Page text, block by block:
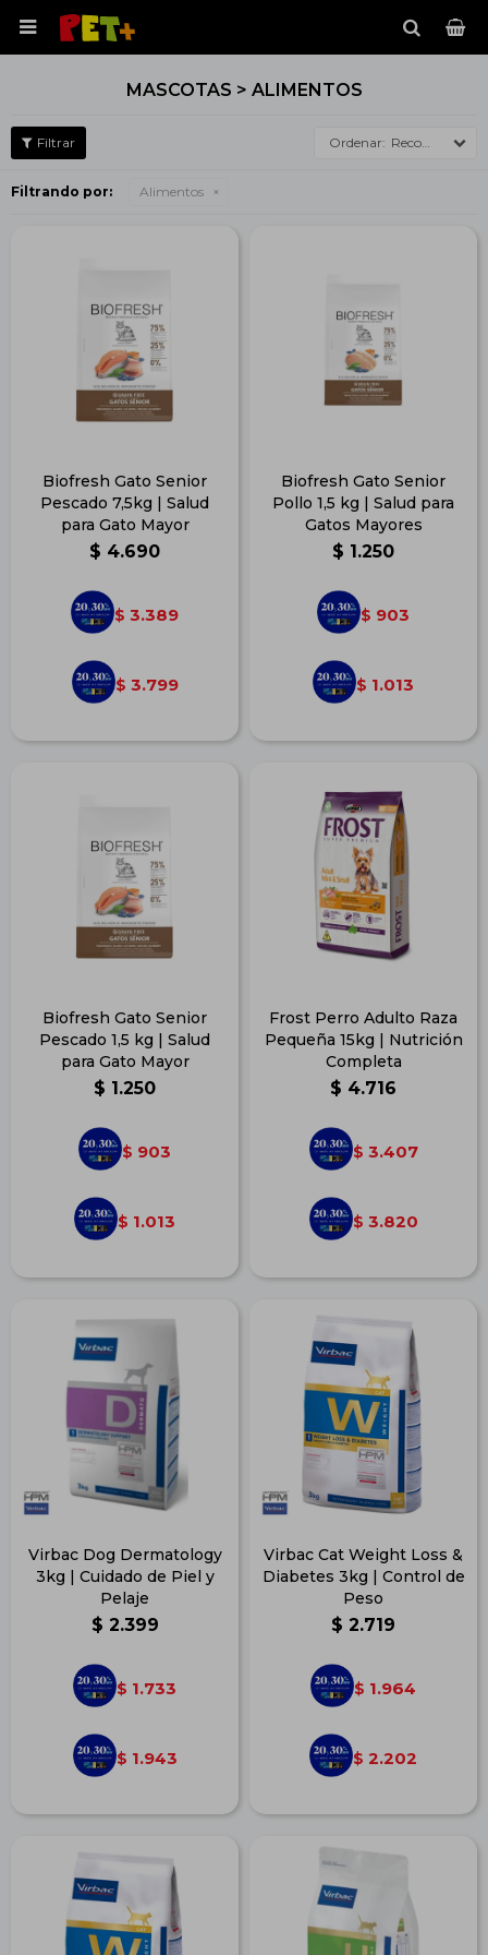

MASCOTAS > ALIMENTOS
Recomendados
Filtrando por: Alimentos
Biofresh Gato Senior
Pescado 7,5kg | Salud
para Gato Mayor
$ 4.690
$ 3.389
$ 3.799
Biofresh Gato Senior
Pollo 1,5 kg | Salud para
Gatos Mayores
$ 1.250
$ 903
$ 1.013
Biofresh Gato Senior
Pescado 1,5 kg | Salud
para Gato Mayor
$ 1.250
$ 903
$ 1.013
Frost Perro Adulto Raza
Pequeña 15kg | Nutrición
Completa
$ 4.716
$ 3.407
$ 3.820
Virbac Dog Dermatology
3kg | Cuidado de Piel y
Pelaje
$ 2.399
$ 1.733
$ 1.943
Virbac Cat Weight Loss &
Diabetes 3kg | Control de
Peso
$ 2.719
$ 1.964
$ 2.202